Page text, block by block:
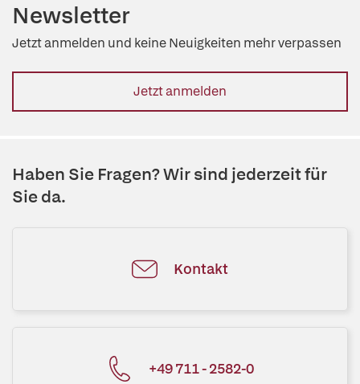
Newsletter
Jetzt anmelden und keine Neuigkeiten mehr verpassen
Jetzt anmelden
Haben Sie Fragen? Wir sind jederzeit für
Sie da.
Kontakt
+49 711 - 2582-0